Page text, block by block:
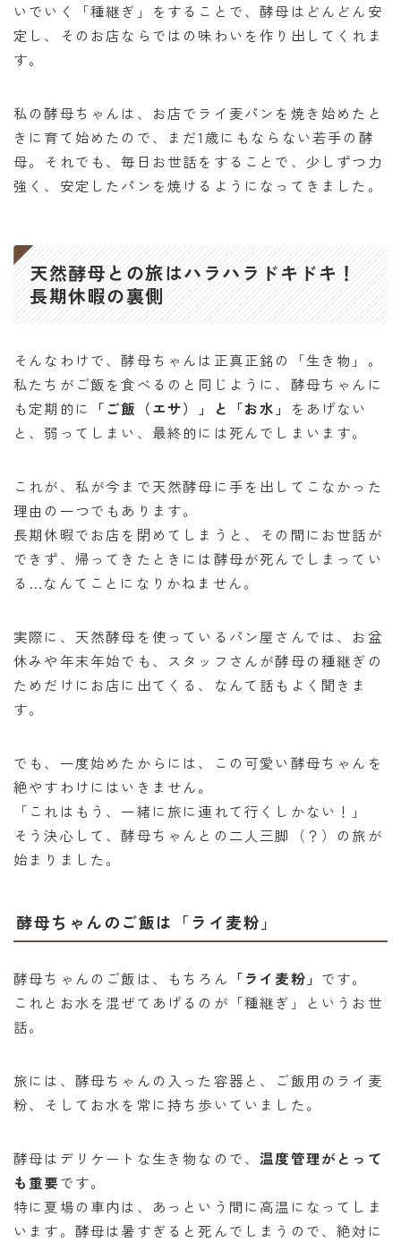
いでいく「種継ぎ」をすることで、酵母はどんどん安
定し、そのお店ならではの味わいを作り出してくれま
す。
私の酵母ちゃんは、お店でライ麦パンを焼き始めたと
きに育て始めたので、まだ1歳にもならない若手の酵
母。それでも、毎日お世話をすることで、少しずつ力
強く、安定したパンを焼けるようになってきました。
天然酵母との旅はハラハラドキドキ！
長期休暇の裏側
そんなわけで、酵母ちゃんは正真正銘の「生き物」。
私たちがご飯を食べるのと同じように、酵母ちゃんに
も定期的に
「ご飯（エサ）」と「お水」
をあげない
と、弱ってしまい、最終的には死んでしまいます。
これが、私が今まで天然酵母に手を出してこなかった
理由の一つでもあります。
長期休暇でお店を閉めてしまうと、その間にお世話が
できず、帰ってきたときには酵母が死んでしまってい
る…なんてことになりかねません。
実際に、天然酵母を使っているパン屋さんでは、お盆
休みや年末年始でも、スタッフさんが酵母の種継ぎの
ためだけにお店に出てくる、なんて話もよく聞きま
す。
でも、一度始めたからには、この可愛い酵母ちゃんを
絶やすわけにはいきません。
「これはもう、一緒に旅に連れて行くしかない！」
そう決心して、酵母ちゃんとの二人三脚（？）の旅が
始まりました。
酵母ちゃんのご飯は「ライ麦粉」
酵母ちゃんのご飯は、もちろん 「ライ麦粉」 です。
これとお水を混ぜてあげるのが「種継ぎ」というお世
話。
旅には、酵母ちゃんの入った容器と、ご飯用のライ麦
粉、そしてお水を常に持ち歩いていました。
酵母はデリケートな生き物なので、温度管理がとって
も重要です。
特に夏場の車内は、あっという間に高温になってしま
います。酵母は暑すぎると死んでしまうので、絶対に